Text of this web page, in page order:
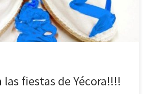
las fiestas de Yécora!!!!